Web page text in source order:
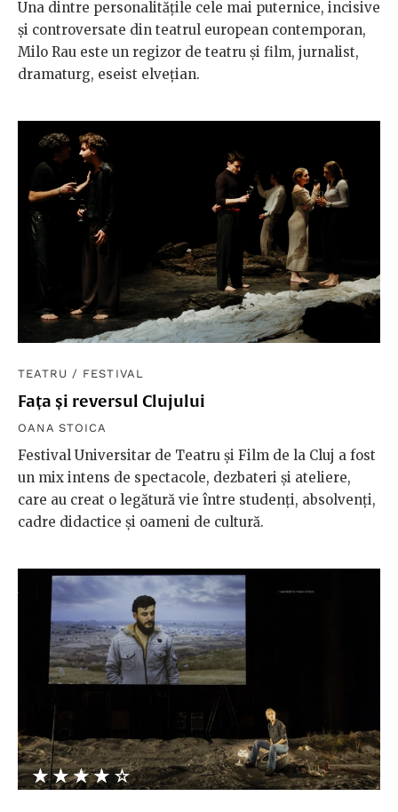
Una dintre personalitățile cele mai puternice, incisive
și controversate din teatrul european contemporan,
Milo Rau este un regizor de teatru și film, jurnalist,
dramaturg, eseist elvețian.
TEATRU / FESTIVAL
Fața și reversul Clujului
OANA STOICA
Festival Universitar de Teatru și Film de la Cluj a fost
un mix intens de spectacole, dezbateri și ateliere,
care au creat o legătură vie între studenți, absolvenți,
cadre didactice și oameni de cultură.
★★★★★
☆☆☆☆☆